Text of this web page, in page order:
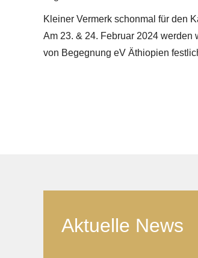
Kleiner Vermerk schonmal für den
Am 23. & 24. Februar 2024 werden
von Begegnung eV Äthiopien
Aktuelle News